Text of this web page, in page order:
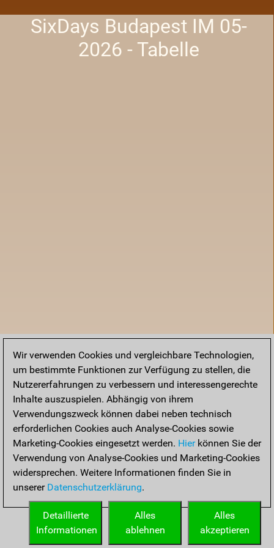
SixDays Budapest IM 05-
2026 - Tabelle
Startseite
Wir verwenden Cookies und vergleichbare Technologien,
um bestimmte Funktionen zur Verfügung zu stellen, die
Nutzererfahrungen zu verbessern und interessengerechte
Inhalte auszuspielen. Abhängig von ihrem
Verwendungszweck können dabei neben technisch
erforderlichen Cookies auch Analyse-Cookies sowie
Marketing-Cookies eingesetzt werden. Hierkönnen Sie der
Verwendung von Analyse-Cookies und Marketing-Cookies
widersprechen. Weitere Informationen finden Sie in
unserer Datenschutzerklärung.
Alles
akzeptieren
Alles
ablehnen
Detaillierte
Informationen